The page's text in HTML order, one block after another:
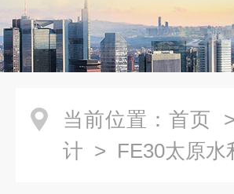
当前位置： 首页
计 > FE30太原水